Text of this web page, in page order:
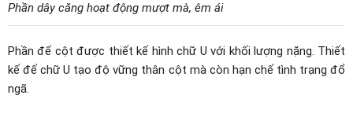
Phần dây căng hoạt động mượt mà, êm ái
Phần đế cột được thiết kế hình chữ U với khối lượng nặng. Thiết
kế đế chữ U tạo độ vững thân cột mà còn hạn chế tình trạng đổ
ngã.